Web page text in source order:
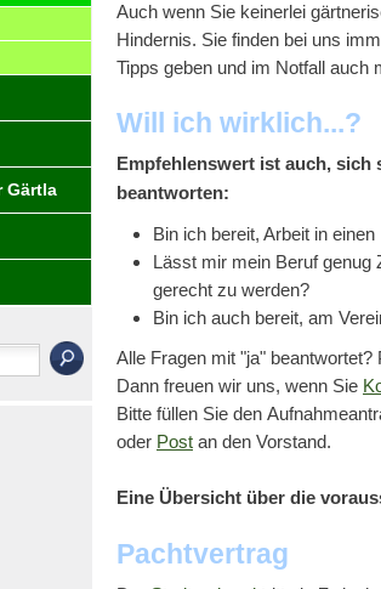
Gärtla
Auch wenn Sie keinerlei
Hindernis. Sie finden bei uns
Tipps geben und im Notfall auch
Will ich wirklich...?
Empfehlenswert ist auch, sich
beantworten:
Bin ich bereit, Arbeit in
Lässt mir mein Beruf genug
gerecht zu werden?
Bin ich auch bereit, am
Alle Fragen mit "ja" beantwortet?
Dann freuen wir uns, wenn Sie
Bitte füllen Sie den
oder Post an den Vorstand.
Eine Übersicht über die
Pachtvertrag